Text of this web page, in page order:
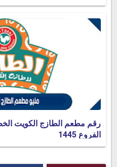
رقم مطعم الطازج الكويت
الفروع 1445